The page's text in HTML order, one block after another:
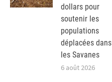
dollars pour
soutenir les
populations
déplacées dans
les Savanes
6 août 2026